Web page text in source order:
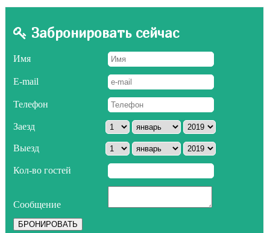
Забронировать сейчас
Имя
E-mail
Телефон
Заезд
Выезд
Кол-во гостей
Сообщение
БРОНИРОВАТЬ